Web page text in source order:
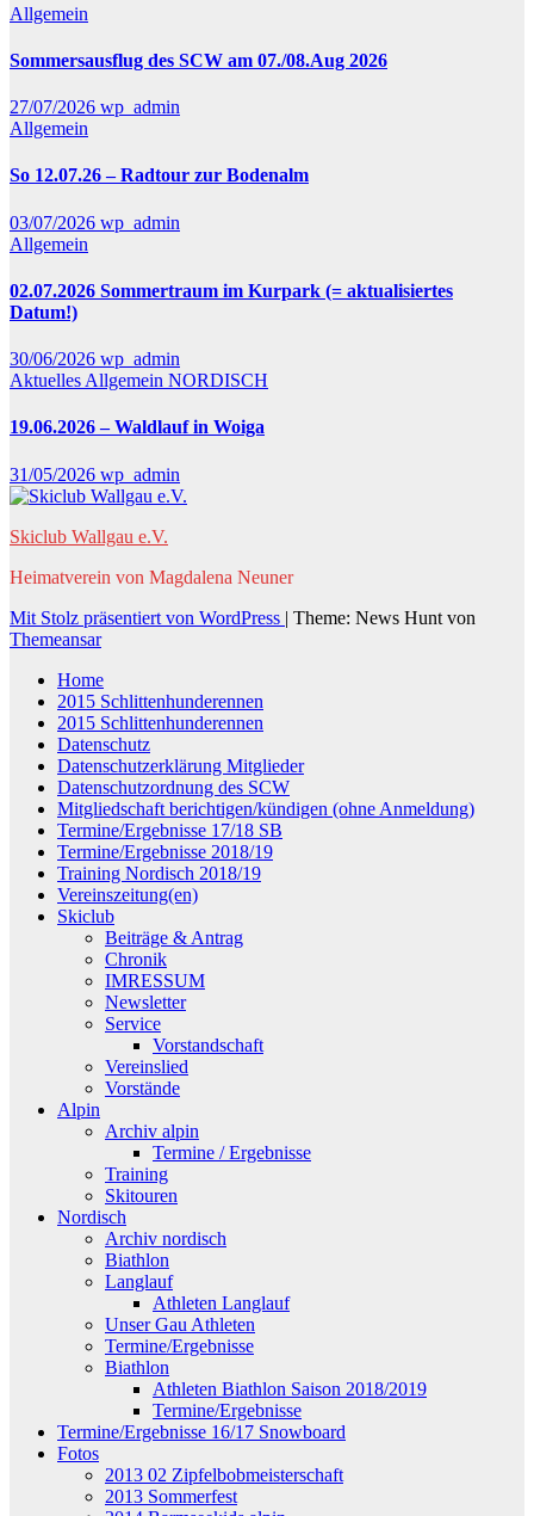
Allgemein
Sommersausflug des SCW am 07./08.Aug 2026
27/07/2026 wp_admin
Allgemein
So 12.07.26 – Radtour zur Bodenalm
03/07/2026 wp_admin
Allgemein
02.07.2026 Sommertraum im Kurpark (= aktualisiertes
Datum!)
30/06/2026 wp_admin
Aktuelles Allgemein NORDISCH
19.06.2026 – Waldlauf in Woiga
31/05/2026 wp_admin
Skiclub Wallgau e.V.
Heimatverein von Magdalena Neuner
Mit Stolz präsentiert von WordPress | Theme: News Hunt von
Themeansar
Home
2015 Schlittenhunderennen
2015 Schlittenhunderennen
Datenschutz
Datenschutzerklärung Mitglieder
Datenschutzordnung des SCW
Mitgliedschaft berichtigen/kündigen (ohne Anmeldung)
Termine/Ergebnisse 17/18 SB
Termine/Ergebnisse 2018/19
Training Nordisch 2018/19
Vereinszeitung(en)
Skiclub
Beiträge & Antrag
Chronik
IMRESSUM
Newsletter
Service
Vorstandschaft
Vereinslied
Vorstände
Alpin
Archiv alpin
Termine / Ergebnisse
Training
Skitouren
Nordisch
Archiv nordisch
Biathlon
Langlauf
Athleten Langlauf
Unser Gau Athleten
Termine/Ergebnisse
Biathlon
Athleten Biathlon Saison 2018/2019
Termine/Ergebnisse
Termine/Ergebnisse 16/17 Snowboard
Fotos
2013 02 Zipfelbobmeisterschaft
2013 Sommerfest